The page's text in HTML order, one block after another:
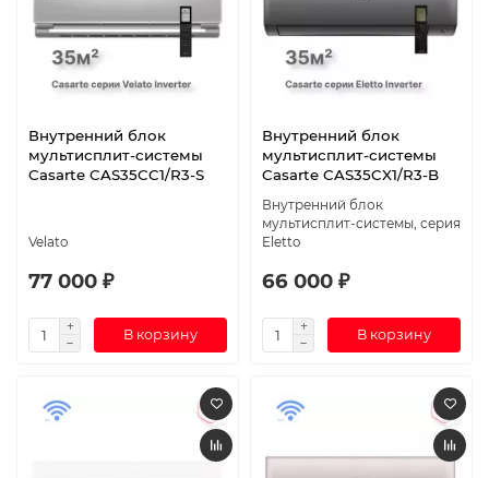
Внутренний блок
мультисплит-системы
Casarte CAS35CC1/R3-S
Velato
77 000 ₽
В корзину
Внутренний блок
мультисплит-системы
Casarte CAS35CX1/R3-B
Внутренний блок
мультисплит-системы, серия
Eletto
66 000 ₽
В корзину